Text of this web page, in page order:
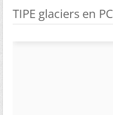
TIPE glaciers en PC